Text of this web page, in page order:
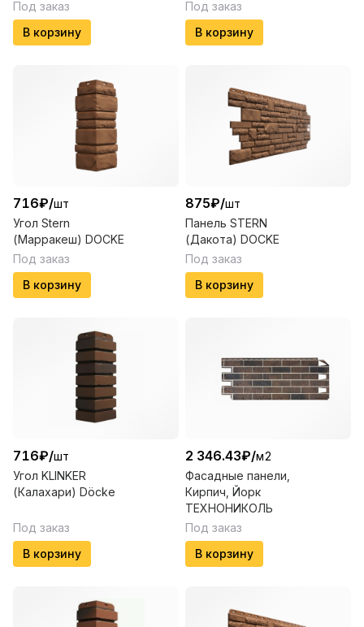
Под заказ
В корзину
Под заказ
В корзину
716₽/шт
Угол Stern
(Марракеш) DOCKE
Под заказ
В корзину
875₽/шт
Панель STERN
(Дакота) DOCKE
Под заказ
В корзину
716₽/шт
Угол KLINKER
(Калахари) Döcke
Под заказ
В корзину
2 346.43₽/м2
Фасадные панели,
Кирпич, Йорк
ТЕХНОНИКОЛЬ
Под заказ
В корзину